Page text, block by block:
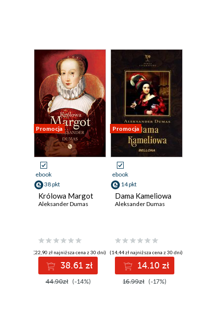
Promocja
ebook
38 pkt
Królowa Margot
Aleksander Dumas
(22,90 zł najniższa cena z 30 dni)
38.61 zł
44.90zł (-14%)
Promocja
ebook
14 pkt
Dama Kameliowa
Aleksander Dumas
(14,44 zł najniższa cena z 30 dni)
14.10 zł
16.99zł (-17%)